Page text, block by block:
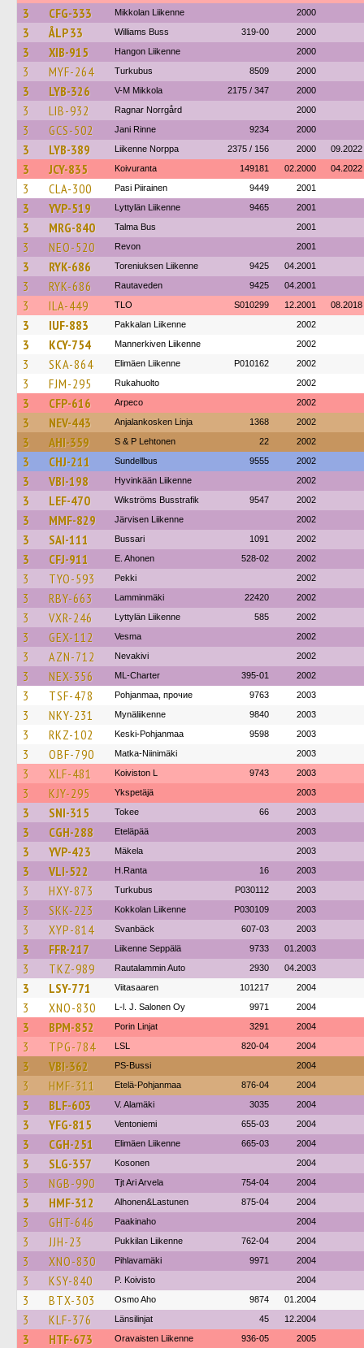
3
CFG-333 Mikkolan Liikenne 2000
3 ÅLP 33 Williams Buss 319-00 2000
3 XIB-915 Hangon Liikenne 2000
3 MYF-264 Turkubus 8509 2000
3 LYB-326 V-M Mikkola 2175 / 347 2000
3 LIB-932 Ragnar Norrgård 2000
3 GCS-502 Jani Rinne 9234 2000
3 LYB-389 Liikenne Norppa 2375 / 156 2000 09.2022
3 JCY-835 Koivuranta 149181 02.2000 04.2022
3 CLA-300 Pasi Piirainen 9449 2001
3 YVP-519 Lyttylän Liikenne 9465 2001
3 MRG-840 Talma Bus 2001
3 NEO-520 Revon 2001
3 RYK-686 Toreniuksen Liikenne 9425 04.2001
3 RYK-686 Rautaveden 9425 04.2001
3 ILA-449 TLO S010299 12.2001 08.2018
3 IUF-883 Pakkalan Liikenne 2002
3 KCY-754 Mannerkiven Liikenne 2002
3 SKA-864 Elimäen Liikenne P010162 2002
3 FJM-295 Rukahuolto 2002
3 CFP-616 Arpeco 2002
3 NEV-443 Anjalankosken Linja 1368 2002
3 AHI-359 S & P Lehtonen 22 2002
3 CHJ-211 Sundellbus 9555 2002
3 VBI-198 Hyvinkään Liikenne 2002
3 LEF-470 Wikströms Busstrafik 9547 2002
3 MMF-829 Järvisen Liikenne 2002
3 SAI-111 Bussari 1091 2002
3 CFJ-911 E. Ahonen 528-02 2002
3 TYO-593 Pekki 2002
3 RBY-663 Lamminmäki 22420 2002
3 VXR-246 Lyttylän Liikenne 585 2002
3 GEX-112 Vesma 2002
3 AZN-712 Nevakivi 2002
3 NEX-356 ML-Charter 395-01 2002
3 TSF-478 Pohjanmaa, прочие 9763 2003
3 NKY-231 Mynäliikenne 9840 2003
3 RKZ-102 Keski-Pohjanmaa 9598 2003
3 OBF-790 Matka-Niinimäki 2003
3 XLF-481 Koiviston L 9743 2003
3 KJY-295 Ykspetäjä 2003
3 SNI-315 Tokee 66 2003
3 CGH-288 Eteläpää 2003
3 YVP-423 Mäkela 2003
3 VLI-522 H.Ranta 16 2003
3 HXY-873 Turkubus P030112 2003
3 SKK-223 Kokkolan Liikenne P030109 2003
3 XYP-814 Svanbäck 607-03 2003
3 FFR-217 Liikenne Seppälä 9733 01.2003
3 TKZ-989 Rautalammin Auto 2930 04.2003
3 LSY-771 Viitasaaren 101217 2004
3 XNO-830 L-l. J. Salonen Oy 9971 2004
3 BPM-852 Porin Linjat 3291 2004
3 TPG-784 LSL 820-04 2004
3 VBI-362 PS-Bussi 2004
3 HMF-311 Etelä-Pohjanmaa 876-04 2004
3 BLF-603 V. Alamäki 3035 2004
3 YFG-815 Ventoniemi 655-03 2004
3 CGH-251 Elimäen Liikenne 665-03 2004
3 SLG-357 Kosonen 2004
3 NGB-990 Tjt Ari Arvela 754-04 2004
3 HMF-312 Alhonen&Lastunen 875-04 2004
3 GHT-646 Paakinaho 2004
3 JJH-23 Pukkilan Liikenne 762-04 2004
3 XNO-830 Pihlavamäki 9971 2004
3 KSY-840 P. Koivisto 2004
3 BTX-303 Osmo Aho 9874 01.2004
3 KLF-376 Länsilinjat 45 12.2004
3 HTF-673 Oravaisten Liikenne 936-05 2005